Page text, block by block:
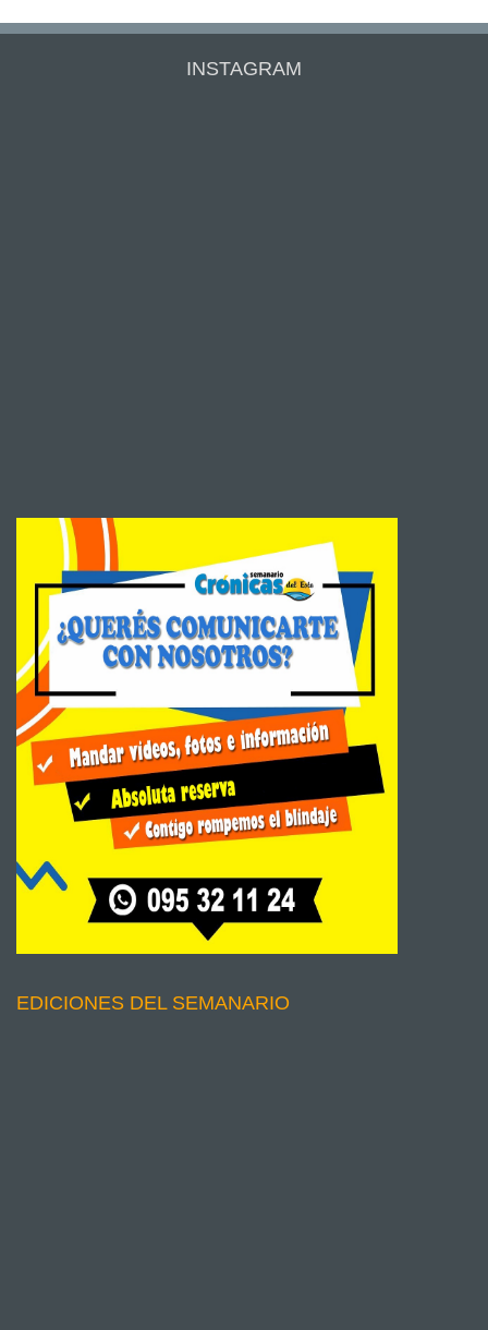
INSTAGRAM
EDICIONES DEL SEMANARIO